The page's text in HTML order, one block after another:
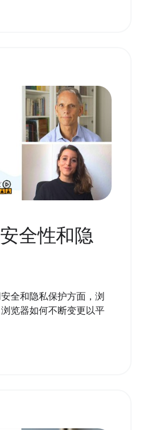
全性和隐
全和隐私保护方面，浏
览器如何不断变更以平